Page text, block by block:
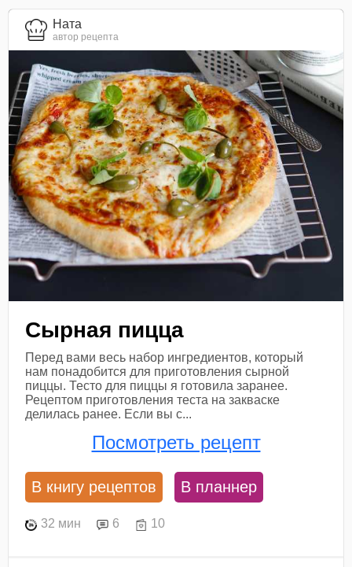
Ната
автор рецепта
Сырная пицца
Перед вами весь набор ингредиентов, который
нам понадобится для приготовления сырной
пиццы. Тесто для пиццы я готовила заранее.
Рецептом приготовления теста на закваске
делилась ранее. Если вы с...
Посмотреть рецепт
В книгу рецептов В планнер
32 мин 6 10